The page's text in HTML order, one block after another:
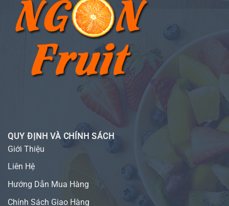
QUY ĐỊNH VÀ CHÍNH SÁCH
Giới Thiệu
Liên Hệ
Hướng Dẫn Mua Hàng
Chính Sách Giao Hàng